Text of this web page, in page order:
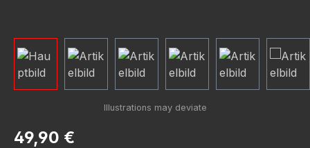
Redovna cijena:
49,90 €